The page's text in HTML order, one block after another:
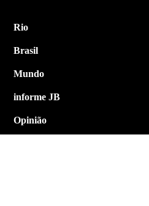
Rio
Brasil
Mundo
informe JB
Opinião